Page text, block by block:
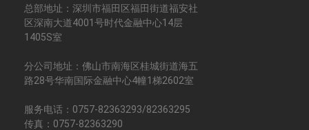
总部地址：深圳市福田区福田街道福安社
区深南大道4001号时代金融中心14层
1405S室
分公司地址：佛山市南海区桂城街道海五
路28号华南国际金融中心4幢1梯2602室
服务电话：0757-82363293/82363295
传真：0757-82363290